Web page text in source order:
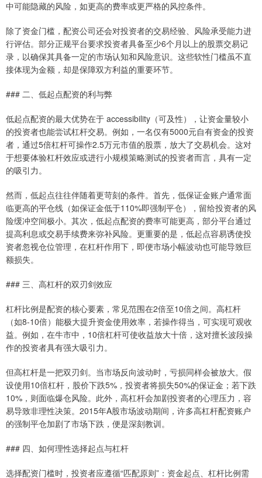
中可能隐藏的风险，如更高的费率或更严格的风控条件。
除了资金门槛，配资公司还会对投资者的交易经验、风险承受能力进
行评估。部分正规平台要求投资者具备至少6个月以上的股票交易记
录，以确保其具备一定的市场认知和风险意识。这些软性门槛虽不直
接体现为金额，却是保障双方利益的重要环节。
### 二、低起点配资的利与弊
低起点配资的最大优势在于 accessibility（可及性），让资金量较小
的投资者也能尝试杠杆交易。例如，一名仅有5000元自有资金的投资
者，通过5倍杠杆可操作2.5万元市值的股票，放大了交易机会。这对
于想要体验杠杆效应或进行小规模策略测试的投资者而言，具有一定
的吸引力。
然而，低起点往往伴随着更苛刻的条件。首先，低保证金账户通常面
临更高的平仓线（如保证金低于110%即强制平仓），留给投资者的风
险缓冲空间极小。其次，低起点配资的费率可能更高，部分平台通过
提高利息或交易手续费来弥补风险。更重要的是，低起点容易诱使投
资者忽视仓位管理，在杠杆作用下，即便市场小幅波动也可能导致巨
额损失。
### 三、高杠杆的双刃剑效应
杠杆比例是配资的核心要素，常见范围在2倍至10倍之间。高杠杆
（如8-10倍）能极大提升资金使用效率，若操作得当，可实现可观收
益。例如，在牛市中，10倍杠杆可使收益放大十倍，这对擅长波段操
作的投资者具有强大吸引力。
但高杠杆是一把双刃剑。当市场反向波动时，亏损同样会被放大。假
设使用10倍杠杆，股价下跌5%，投资者将损失50%的保证金；若下跌
10%，则面临爆仓风险。此外，高杠杆会加剧投资者的心理压力，容
易导致非理性决策。2015年A股市场波动期间，许多高杠杆配资账户
的强制平仓加剧了市场下跌，便是深刻教训。
### 四、如何理性选择起点与杠杆
选择配资门槛时，投资者应遵循“匹配原则”：资金起点、杠杆比例需